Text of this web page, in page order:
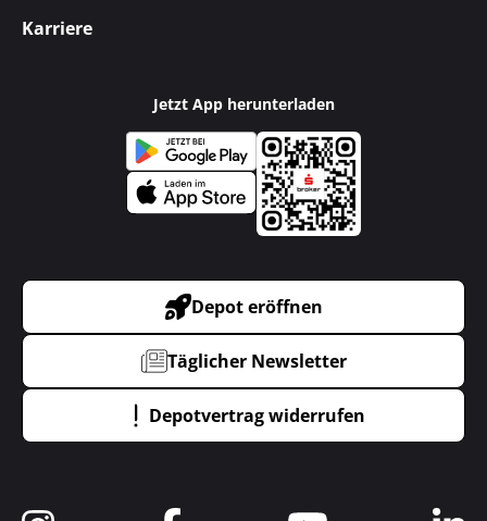
Karriere
Jetzt App herunterladen
Depot eröffnen
Täglicher Newsletter
Depotvertrag widerrufen